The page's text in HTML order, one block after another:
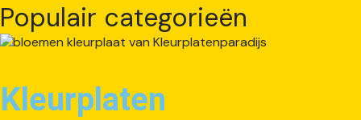
Populair categorieën
Kleurplaten